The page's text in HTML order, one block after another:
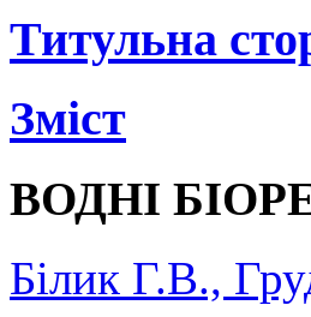
Титульна
Зміст
ВОДНІ
Білик Г.В.,